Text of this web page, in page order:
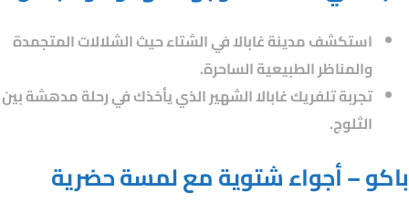
استكشف مدينة غابالا في الشتاء حيث الشلالات المتجمدة
والمناظر الطبيعية الساحرة.
تجربة تلفريك غابالا الشهير الذي يأخذك في رحلة مدهشة بين
الثلوج.
باكو – أجواء شتوية مع لمسة حضرية